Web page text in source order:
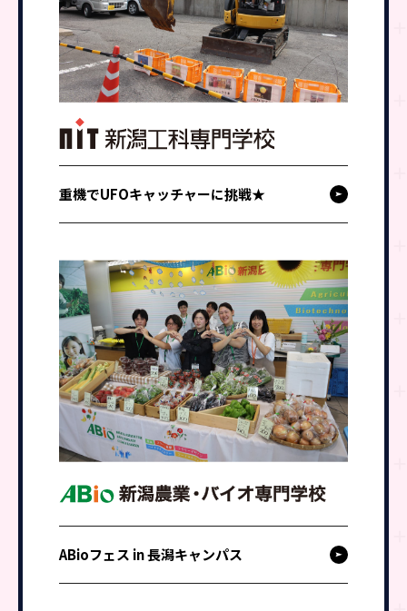
重機でUFOキャッチャーに挑戦★
ABioフェス in 長潟キャンパス